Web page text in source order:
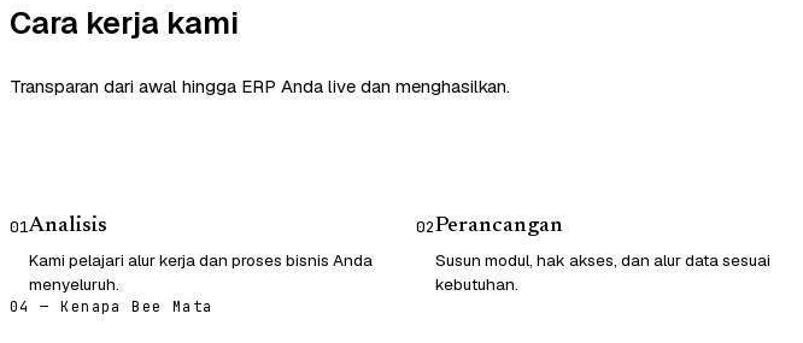
Cara kerja kami
Transparan dari awal hingga ERP Anda live dan menghasilkan.
01Analisis
Kami pelajari alur kerja dan proses bisnis Anda
menyeluruh.
02Perancangan
Susun modul, hak akses, dan alur data sesuai
kebutuhan.
04 — Kenapa Bee Mata